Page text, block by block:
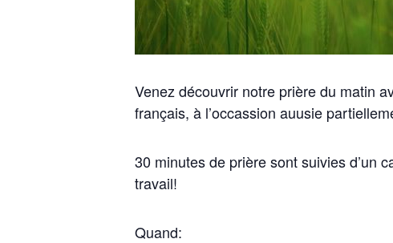
Venez découvrir notre prière du matin
français, à l’occassion auusie
30 minutes de prière sont suivies d’un
travail!
Quand: